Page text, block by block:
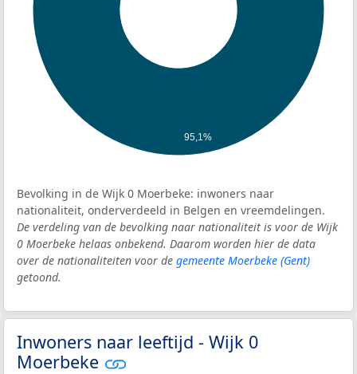
95,1%
Bevolking in de Wijk 0 Moerbeke: inwoners naar
nationaliteit, onderverdeeld in Belgen en vreemdelingen.
De verdeling van de bevolking naar nationaliteit is voor de Wijk
0 Moerbeke helaas onbekend. Daarom worden hier de data
over de nationaliteiten voor de gemeente Moerbeke (Gent)
getoond.
Inwoners naar leeftijd - Wijk 0
Moerbeke